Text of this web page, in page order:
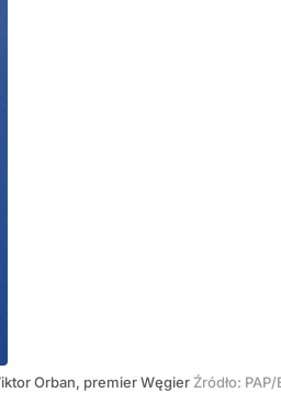
Orban, premier Węgier Źródło: PAP/